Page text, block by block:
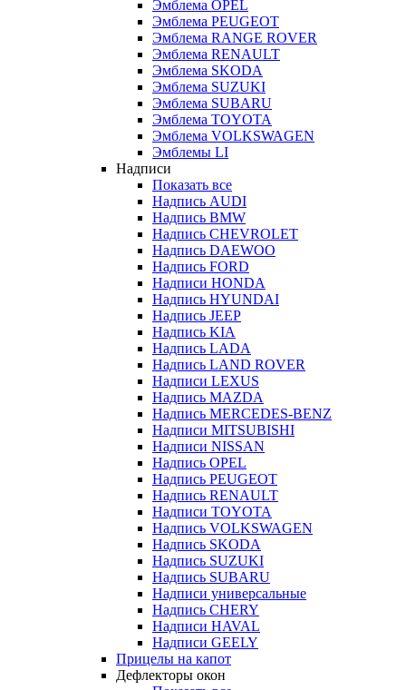
Эмблема OPEL
Эмблема PEUGEOT
Эмблема RANGE ROVER
Эмблема RENAULT
Эмблема SKODA
Эмблема SUZUKI
Эмблема SUBARU
Эмблема TOYOTA
Эмблема VOLKSWAGEN
Эмблемы LI
Надписи
Показать все
Надпись AUDI
Надпись BMW
Надпись CHEVROLET
Надпись DAEWOO
Надпись FORD
Надписи HONDA
Надпись HYUNDAI
Надпись JEEP
Надпись KIA
Надпись LADA
Надпись LAND ROVER
Надписи LEXUS
Надпись MAZDA
Надпись MERCEDES-BENZ
Надписи MITSUBISHI
Надписи NISSAN
Надпись OPEL
Надпись PEUGEOT
Надпись RENAULT
Надписи TOYOTA
Надпись VOLKSWAGEN
Надпись SKODA
Надпись SUZUKI
Надпись SUBARU
Надписи универсальные
Надпись CHERY
Надписи HAVAL
Надписи GEELY
Прицелы на капот
Дефлекторы окон